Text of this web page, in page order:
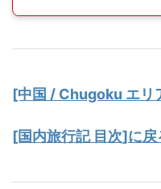
[中国 / Chugoku エリ
[国内旅行記 目次]に戻